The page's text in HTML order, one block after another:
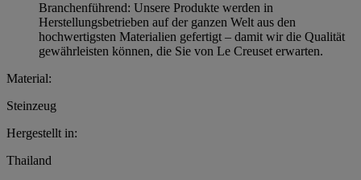
Branchenführend: Unsere Produkte werden in
Herstellungsbetrieben auf der ganzen Welt aus den
hochwertigsten Materialien gefertigt – damit wir die Qualität
gewährleisten können, die Sie von Le Creuset erwarten.
Material:
Steinzeug
Hergestellt in:
Thailand